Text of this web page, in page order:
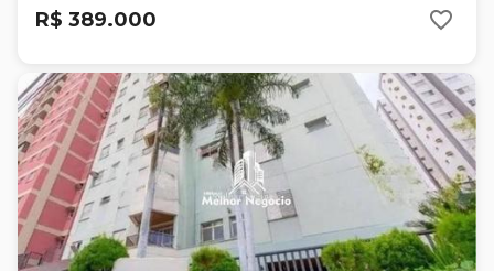
R$ 389.000